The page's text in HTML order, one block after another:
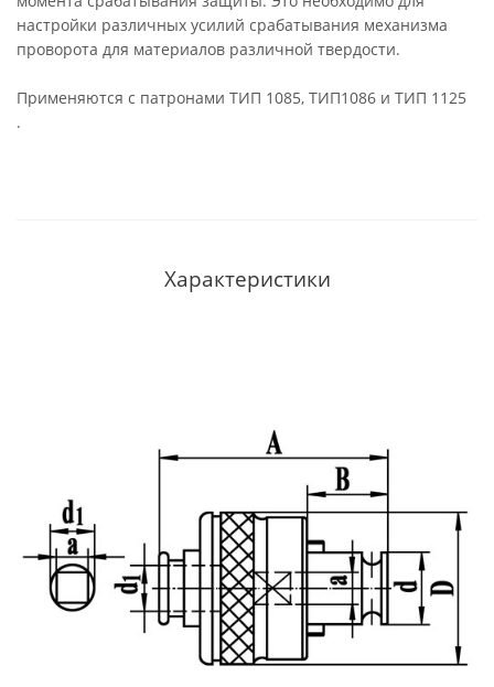
настройки различных усилий срабатывания механизма
проворота для материалов различной твердости.
Применяются с патронами ТИП 1085, ТИП1086 и ТИП 1125
.
Характеристики